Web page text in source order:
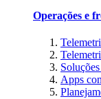
Operações e
Apps